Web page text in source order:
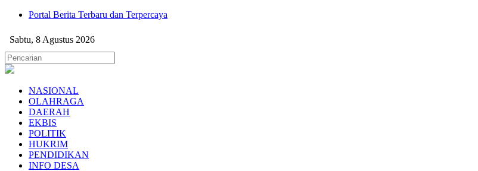
Portal Berita Terbaru dan Terpercaya
Sabtu, 8 Agustus 2026
NASIONAL
OLAHRAGA
DAERAH
EKBIS
POLITIK
HUKRIM
PENDIDIKAN
INFO DESA